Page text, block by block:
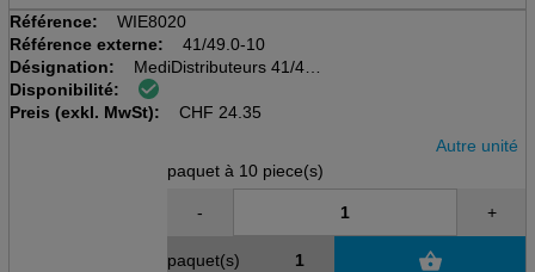
Référence:
WIE8020
Référence externe:
41/49.0-10
Désignation:
MediDistributeurs 41/49
pack à 10 pcs
avec couvercle coulissant
Disponibilité:
Preis (exkl. MwSt):
CHF 24.35
Autre unité
paquet à 10 piece(s)
- +
paquet(s)